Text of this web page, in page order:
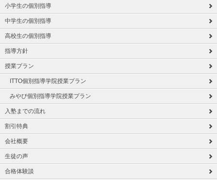
小学生の個別指導
中学生の個別指導
高校生の個別指導
指導方針
授業プラン
ITTO個別指導学院授業プラン
みやび個別指導学院授業プラン
入塾までの流れ
割引特典
会社概要
生徒の声
合格体験談